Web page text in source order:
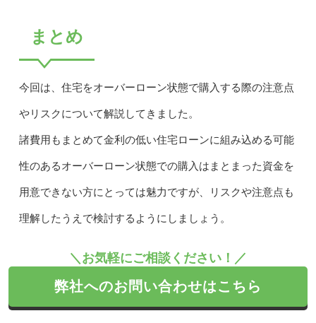
まとめ
今回は、住宅をオーバーローン状態で購入する際の注意点
やリスクについて解説してきました。
諸費用もまとめて金利の低い住宅ローンに組み込める可能
性のあるオーバーローン状態での購入はまとまった資金を
用意できない方にとっては魅力ですが、リスクや注意点も
理解したうえで検討するようにしましょう。
＼お気軽にご相談ください！／
弊社へのお問い合わせはこちら